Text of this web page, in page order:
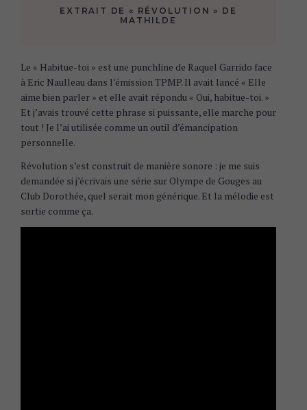
EXTRAIT DE « RÉVOLUTION » DE
MATHILDE
Le « Habitue-toi » est une punchline de Raquel Garrido face
à Eric Naulleau dans l’émission TPMP. Il avait lancé « Elle
aime bien parler » et elle avait répondu « Oui, habitue-toi. »
Et j’avais trouvé cette phrase si puissante, elle marche pour
tout ! Je l’ai utilisée comme un outil d’émancipation
personnelle.
Révolution s’est construit de manière sonore : je me suis
demandée si j’écrivais une série sur Olympe de Gouges au
Club Dorothée, quel serait mon générique. Et la mélodie est
sortie comme ça.